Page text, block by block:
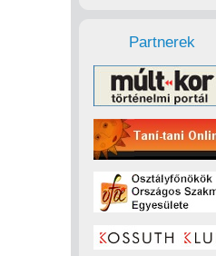
Partnerek